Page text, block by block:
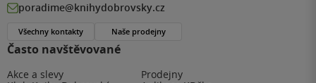
Často navštěvované
Akce a slevy
Prodejny
poradime@knihydobrovsky.cz
Všechny kontakty Naše prodejny